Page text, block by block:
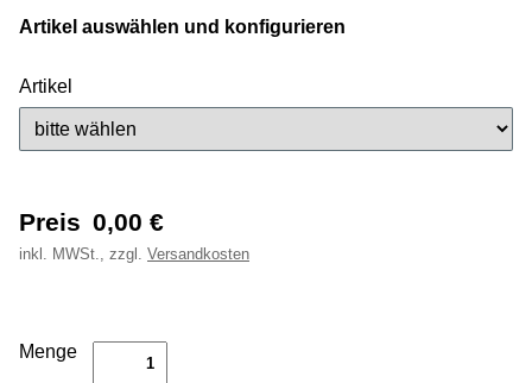
Artikel auswählen und konfigurieren
Artikel
Preis 0,00 €
inkl. MWSt., zzgl. Versandkosten
Menge